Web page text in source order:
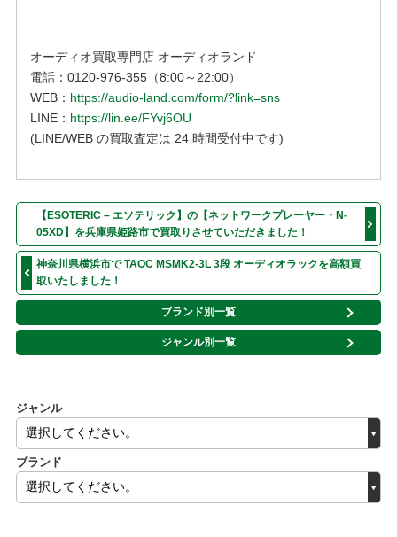
ジャンル
ブランド
オーディオ買取専門店 オーディオランド
電話：0120-976-355（8:00～22:00）
WEB： https://audio-land.com/form/?link=sns
LINE： https://lin.ee/FYvj6OU
(LINE/WEB の買取査定は 24 時間受付中です)
【ESOTERIC – エソテリック】の【ネットワークプレーヤー・N-
05XD】を兵庫県姫路市で買取りさせていただきました！
神奈川県横浜市で TAOC MSMK2-3L 3段 オーディオラックを高額買
取いたしました！
ブランド別一覧
ジャンル別一覧